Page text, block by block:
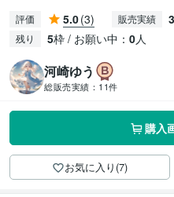
評価 5.0(3) 販売実績 3
残り 5枠 / お願い中： 0人
河崎ゆう
総販売実績： 11件
購入
お気に入り(7)